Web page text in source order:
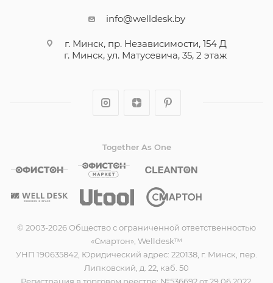
info@welldesk.by
г. Минск, пр. Независимости, 154 Д
г. Минск, ул. Матусевича, 35, 2 этаж
Together As One
© 2003-2026 Общество с ограниченной ответственностью
«Смартон», Welldesk™
УНП 190635842, Юридический адрес: 220138, г. Минск, пер.
Липковский, д. 22, каб. 50